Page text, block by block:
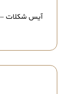
آیس شکلات –